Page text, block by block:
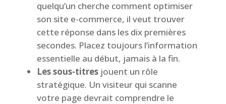
quelqu’un cherche comment optimiser
son site e-commerce, il veut trouver
cette réponse dans les dix premières
secondes. Placez toujours l’information
essentielle au début, jamais à la fin.
Les sous-titresjouent un rôle
stratégique. Un visiteur qui scanne
votre page devrait comprendre le